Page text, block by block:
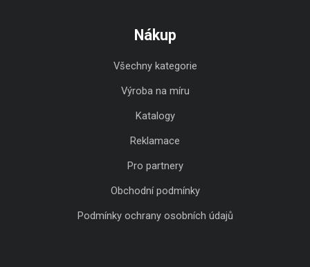
Nákup
Všechny kategorie
Výroba na míru
Katalogy
Reklamace
Pro partnery
Obchodní podmínky
Podmínky ochrany osobních údajů